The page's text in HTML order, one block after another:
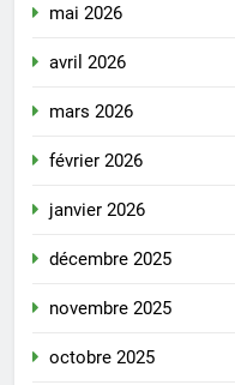
mai 2026
avril 2026
mars 2026
février 2026
janvier 2026
décembre 2025
novembre 2025
octobre 2025